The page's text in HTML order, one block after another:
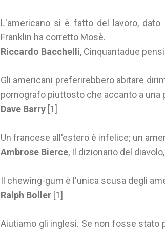
L'americano si è fatto del lavoro,
Franklin ha corretto Mosè.
Riccardo Bacchelli, Cinquantadue
Gli americani preferirebbero abitare
pornografo piuttosto che accanto a una
Dave Barry [1]
Un francese all'estero è infelice; un
Ambrose Bierce, Il dizionario del
Il chewing-gum è l'unica scusa degli
Ralph Boller [1]
Aiutiamo gli inglesi. Se non fosse stato